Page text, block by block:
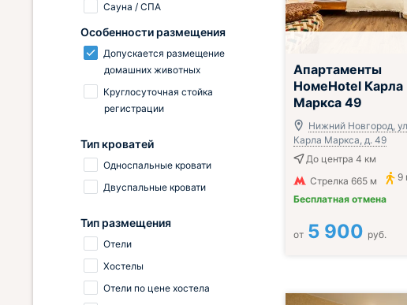
Апартаменты
НомеHotel Карла
Маркса 49
Нижний Новгород,
Карла Маркса, д. 49
До центра 4 км
Стрелка 665 м
9
Бесплатная отмена
от 5 900 руб.
Сауна / СПА
Особенности размещения
Допускается размещение
домашних животных
Круглосуточная стойка
регистрации
Тип кроватей
Односпальные кровати
Двуспальные кровати
Тип размещения
Отели
Хостелы
Отели по цене хостела